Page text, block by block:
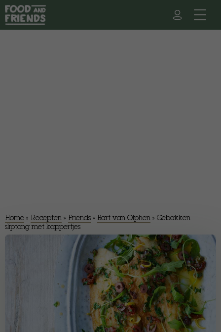
Home » Recepten » Friends » Bart van Olphen » Gebakken
sliptong met kappertjes